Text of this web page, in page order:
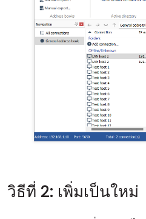
วิธีที่ 2: เพิ่มเป็นใหม่